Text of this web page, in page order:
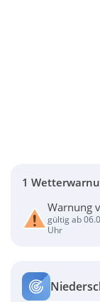
1
Warnung
gültig ab
Uhr